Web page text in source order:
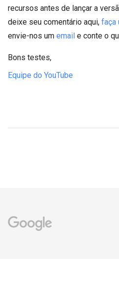
recursos antes de lançar a
deixe seu comentário aqui, faça
envie-nos um email e conte o
Bons testes,
Equipe do YouTube